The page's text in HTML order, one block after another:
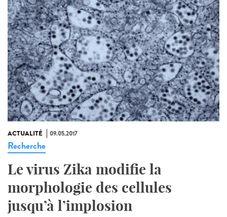
ACTUALITÉ 09.05.2017
Recherche
Le virus Zika modifie la
morphologie des cellules
jusqu’à l’implosion